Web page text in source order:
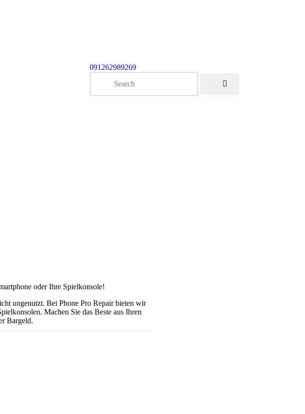
091262989269
oder Ihre Spielkonsole!
ungenutzt. Bei Phone Pro Repair bieten wir
Machen Sie das Beste aus Ihren
Bargeld.